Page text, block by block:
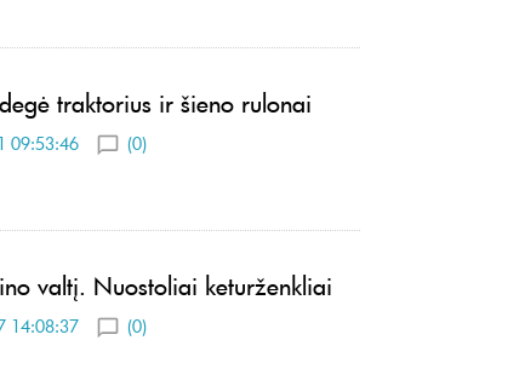
traktorius ir šieno rulonai
09:53:46 (0)
valtį. Nuostoliai keturženkliai
14:08:37 (0)